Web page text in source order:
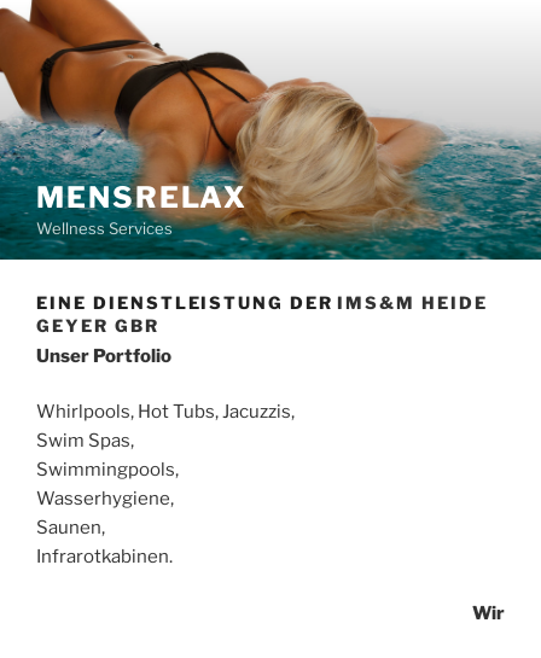
Zum
springen
MENSRELAX
Wellness Services
EINE DIENSTLEISTUNG DERIMS&M HEIDE
GEYER GBR
Unser Portfolio
Whirlpools, Hot Tubs, Jacuzzis,
Swim Spas,
Swimmingpools,
Wasserhygiene,
Saunen,
Infrarotkabinen.
Wir